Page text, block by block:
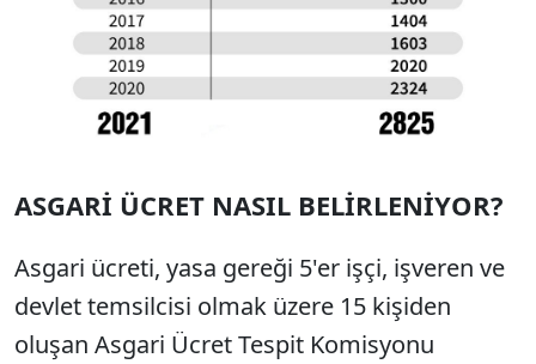
ASGARİ ÜCRET NASIL BELİRLENİYOR?
Asgari ücreti, yasa gereği 5'er işçi, işveren ve
devlet temsilcisi olmak üzere 15 kişiden
oluşan Asgari Ücret Tespit Komisyonu